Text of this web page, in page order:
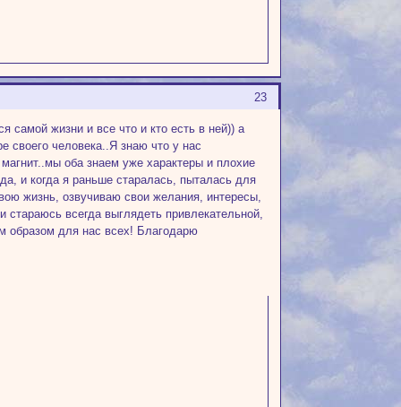
23
самой жизни и все что и кто есть в ней)) а
своего человека..Я знаю что у нас
магнит..мы оба знаем уже характеры и плохие
и когда я раньше старалась, пыталась для
жизнь, озвучиваю свои желания, интересы,
стараюсь всегда выглядеть привлекательной,
образом для нас всех! Благодарю